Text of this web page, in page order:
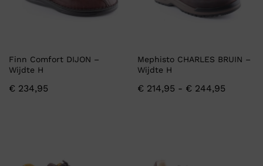
Finn Comfort DIJON –
Wijdte H
€ 234,95
Mephisto CHARLES BRUIN –
Wijdte H
€ 214,95 - € 244,95